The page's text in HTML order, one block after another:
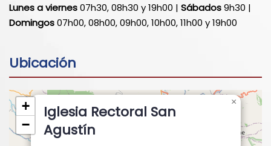
Lunes a viernes07h30, 08h30 y 19h00 | Sábados9h30 |
Domingos07h00, 08h00, 09h00, 10h00, 11h00 y 19h00
Ubicación
Iglesia Rectoral San
Agustín
×
+
−